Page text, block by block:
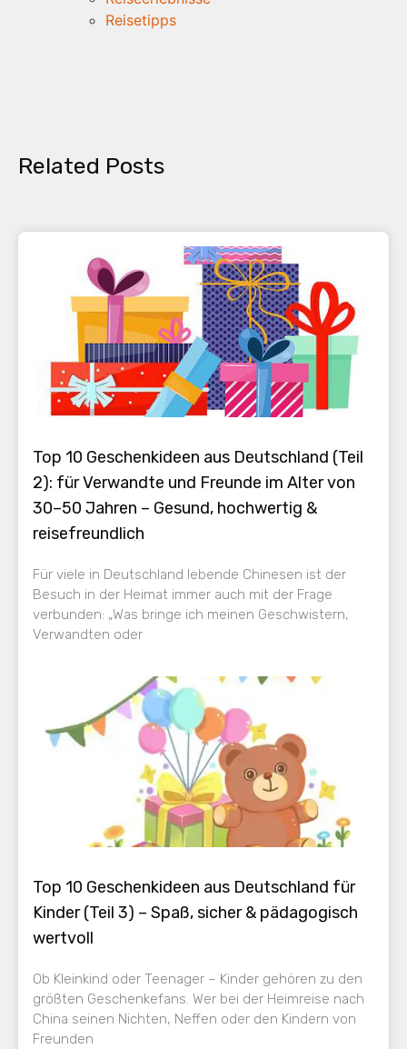
Reisetipps
Related Posts
Top 10 Geschenkideen aus Deutschland (Teil
2): für Verwandte und Freunde im Alter von
30–50 Jahren – Gesund, hochwertig &
reisefreundlich
Für viele in Deutschland lebende Chinesen ist der
Besuch in der Heimat immer auch mit der Frage
verbunden: „Was bringe ich meinen Geschwistern,
Verwandten oder
Top 10 Geschenkideen aus Deutschland für
Kinder (Teil 3) – Spaß, sicher & pädagogisch
wertvoll
Ob Kleinkind oder Teenager – Kinder gehören zu den
größten Geschenkefans. Wer bei der Heimreise nach
China seinen Nichten, Neffen oder den Kindern von
Freunden